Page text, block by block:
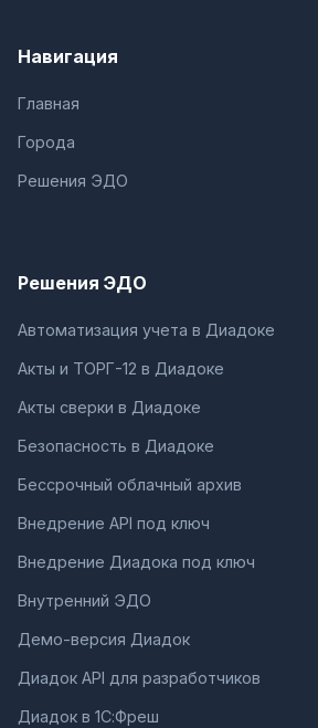
Навигация
Главная
Города
Решения ЭДО
Решения ЭДО
Автоматизация учета в Диадоке
Акты и ТОРГ-12 в Диадоке
Акты сверки в Диадоке
Безопасность в Диадоке
Бессрочный облачный архив
Внедрение API под ключ
Внедрение Диадока под ключ
Внутренний ЭДО
Демо-версия Диадок
Диадок API для разработчиков
Диадок в 1С:Фреш